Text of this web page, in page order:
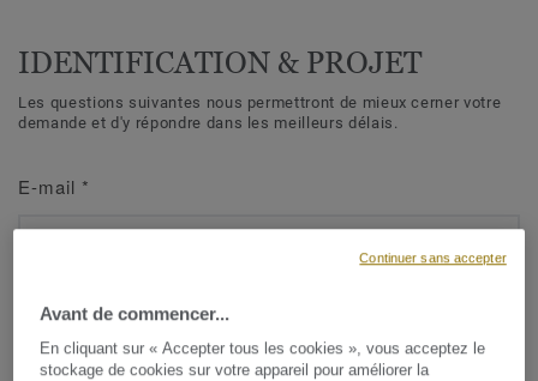
IDENTIFICATION & PROJET
Les questions suivantes nous permettront de mieux cerner votre
demande et d'y répondre dans les meilleurs délais.
E-mail *
Prénom*
Avant de commencer...
En cliquant sur « Accepter tous les cookies », vous acceptez le
stockage de cookies sur votre appareil pour améliorer la
Continuer sans accepter